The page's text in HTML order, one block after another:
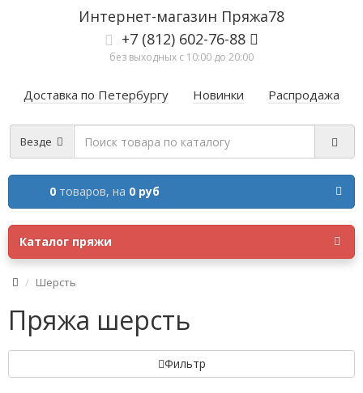
Интернет-магазин Пряжа78
+7 (812) 602-76-88
без выходных с 10:00 до 20:00
Доставка по Петербургу Новинки Распродажа
Везде
0 товаров, на 0 руб
Каталог пряжи
Шерсть
Пряжа шерсть
Фильтр